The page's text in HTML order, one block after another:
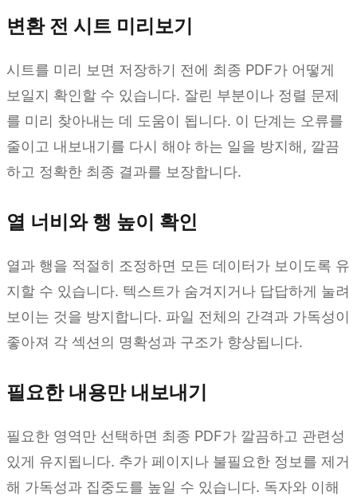
변환 전 시트 미리보기
시트를 미리 보면 저장하기 전에 최종 PDF가 어떻게
보일지 확인할 수 있습니다. 잘린 부분이나 정렬 문제
를 미리 찾아내는 데 도움이 됩니다. 이 단계는 오류를
줄이고 내보내기를 다시 해야 하는 일을 방지해, 깔끔
하고 정확한 최종 결과를 보장합니다.
열 너비와 행 높이 확인
열과 행을 적절히 조정하면 모든 데이터가 보이도록 유
지할 수 있습니다. 텍스트가 숨겨지거나 답답하게 눌려
보이는 것을 방지합니다. 파일 전체의 간격과 가독성이
좋아져 각 섹션의 명확성과 구조가 향상됩니다.
필요한 내용만 내보내기
필요한 영역만 선택하면 최종 PDF가 깔끔하고 관련성
있게 유지됩니다. 추가 페이지나 불필요한 정보를 제거
해 가독성과 집중도를 높일 수 있습니다. 독자와 이해